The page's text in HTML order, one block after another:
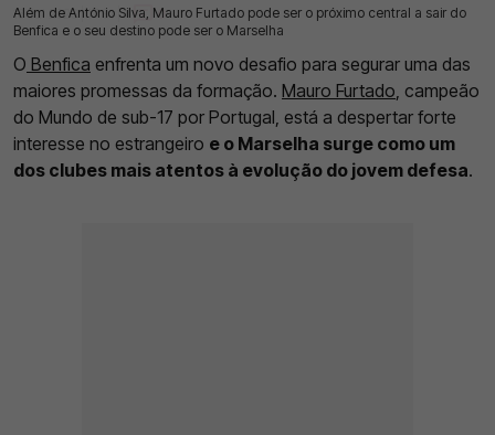
Além de António Silva, Mauro Furtado pode ser o próximo central a sair do
Benfica e o seu destino pode ser o Marselha
16 Jul 2026 | 17:31 | 0
O Benfica enfrenta um novo desafio para segurar uma das
maiores promessas da formação. Mauro Furtado, campeão
do Mundo de sub-17 por Portugal, está a despertar forte
interesse no estrangeiro e o Marselha surge como um
dos clubes mais atentos à evolução do jovem defesa.